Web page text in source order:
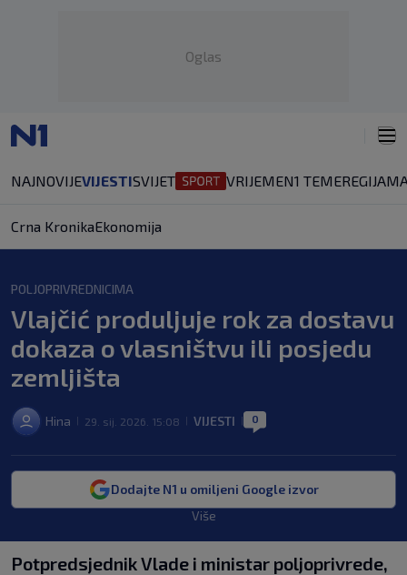
Oglas
NAJNOVIJEVIJESTISVIJET VRIJEMEN1 TEMEREGIJA
Crna KronikaEkonomija
POLJOPRIVREDNICIMA
Vlajčić produljuje rok za dostavu
dokaza o vlasništvu ili posjedu
zemljišta
Hina 29. sij. 2026. 15:08 VIJESTI 0
Dodajte N1 u omiljeni Google izvor
Više
Potpredsjednik Vlade i ministar poljoprivrede,